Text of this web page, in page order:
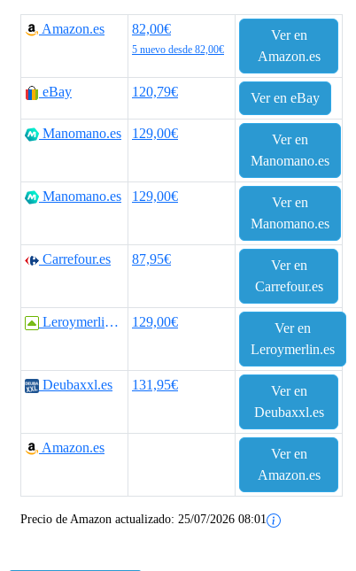
r
c
i
o
o
i
i
a
e
a
r
e
c
i
o
a
t
a
e
2
Amazon.es 82,00€
5 nuevo desde 82,00€
Ver en
Amazon.es
eBay 120,79€ Ver en eBay
Manomano.es 129,00€
Ver en
Manomano.es
Manomano.es 129,00€
Ver en
Manomano.es
Carrefour.es 87,95€
Ver en
Carrefour.es
Leroymerlin.es 129,00€
Ver en
Leroymerlin.es
Deubaxxl.es 131,95€
Ver en
Deubaxxl.es
Amazon.es
Ver en
Amazon.es
Precio de Amazon actualizado: 25/07/2026 08:01